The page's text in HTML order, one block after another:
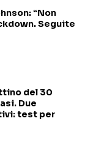
“Non
Seguite
del 30
Due
test per